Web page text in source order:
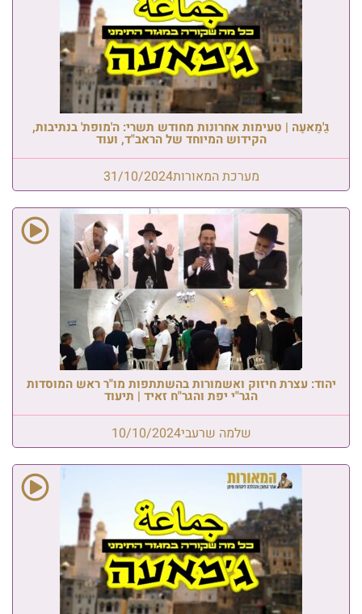
גַ'מַאעַה | טעימות אחרונות מחודש תשרי: ה'מופת' בנתיבות,
הקידוש המיוחד של הראב"ד, ועוד
מערכת המאורות31/10/2024
יהוד: עצרת חיזוק ואשמורות בהשתתפות מו"ר ראש המוסדות
הגר"י יפת והגר"ח זאיד | תיעוד
שלמה שרעבי10/10/2024